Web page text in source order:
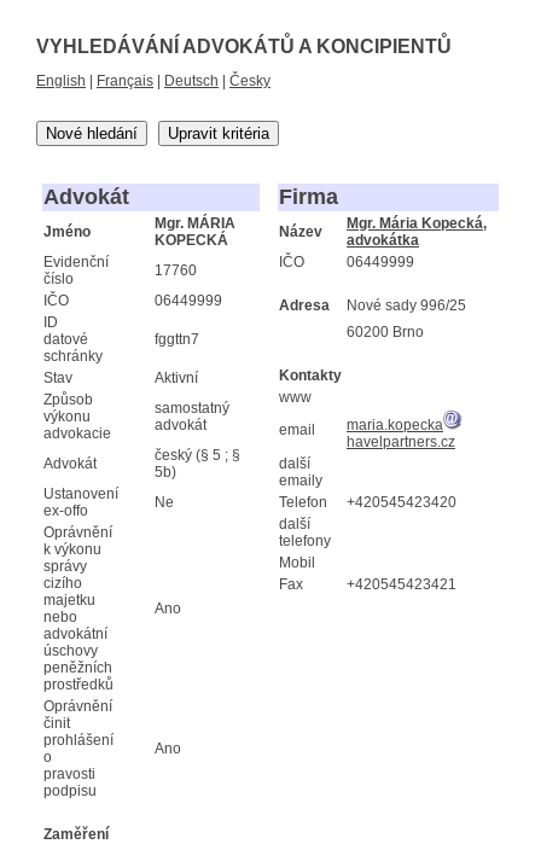
VYHLEDÁVÁNÍ ADVOKÁTŮ A KONCIPIENTŮ
English Français Deutsch Česky
Nové hledání Upravit kritéria
Advokát
Jméno
Mgr. MÁRIA
KOPECKÁ
Evidenční
číslo
17760
IČO
06449999
ID
datové
schránky
fggttn7
Stav
Aktivní
Způsob
výkonu
advokacie
samostatný
advokát
Advokát
český (§ 5 ; §
5b)
Ustanovení
ex-offo
Ne
Oprávnění
k výkonu
správy
cizího
majetku
nebo
advokátní
úschovy
peněžních
prostředků
Ano
Oprávnění
činit
prohlášení
o
pravosti
podpisu
Ano
Zaměření
Firma
Název
Mgr. Mária Kopecká,
advokátka
IČO
06449999
Adresa
Nové sady 996/25
60200 Brno
Kontakty
www
email
maria.kopecka
havelpartners.cz
další
emaily
Telefon
+420545423420
další
telefony
Mobil
Fax
+420545423421